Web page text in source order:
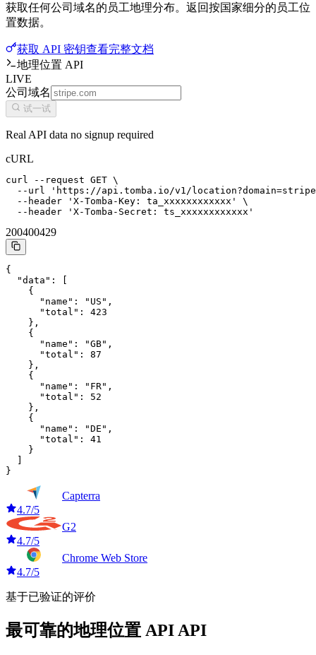
获取任何公司域名的员工地理分布。返回按国家细分的员工位
置数据。
获取 API 密钥查看完整文档
地理位置 API
LIVE
公司域名
试一试
Real API data no signup required
cURL
curl --request GET \
--url 'https://api.tomba.io/v1/
  --header 'X-Tomba-Key: ta_xxxxxxxxxxxx' \
  --header 'X-Tomba-Secret: ts_xxxxxxxxxxxx'
200400429
{
  "data": [
    {
      "name": "US",
      "total": 423
    },
    {
      "name": "GB",
      "total": 87
    },
    {
      "name": "FR",
      "total": 52
    },
    {
      "name": "DE",
      "total": 41
    }
  ]
}
Capterra
4.7/5
G2
4.7/5
Chrome Web Store
4.7/5
基于已验证的评价
最可靠的地理位置 API API